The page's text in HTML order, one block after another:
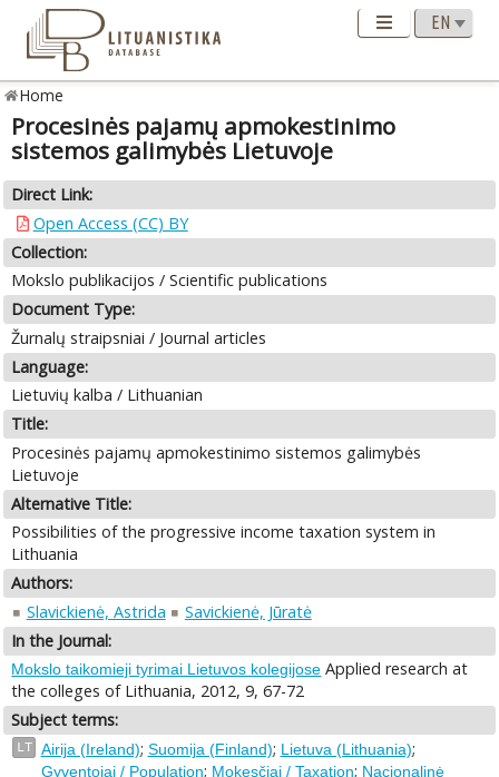
Home
Procesinės pajamų apmokestinimo
sistemos galimybės Lietuvoje
Direct Link:
Open Access (CC) BY
Collection:
Mokslo publikacijos / Scientific publications
Document Type:
Žurnalų straipsniai / Journal articles
Language:
Lietuvių kalba / Lithuanian
Title:
Procesinės pajamų apmokestinimo sistemos galimybės
Lietuvoje
Alternative Title:
Possibilities of the progressive income taxation system in
Lithuania
Authors:
Slavickienė, Astrida
Savickienė, Jūratė
In the Journal:
Mokslo taikomieji tyrimai Lietuvos kolegijose Applied research at
the colleges of Lithuania, 2012, 9, 67-72
Subject terms:
LT Airija (Ireland); Suomija (Finland); Lietuva (Lithuania);
Gyventojai / Population; Mokesčiai / Taxation; Nacionalinė